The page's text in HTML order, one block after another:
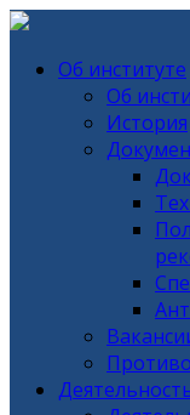
Об институте
Об
История